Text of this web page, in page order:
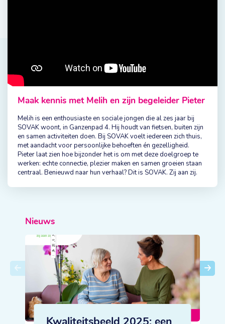
Maak kennis met Melih en zijn begeleider Pieter
Melih is een enthousiaste en sociale jongen die al zes jaar bij
SOVAK woont, in Ganzenpad 4. Hij houdt van fietsen, buiten zijn
en samen activiteiten doen. Bij SOVAK voelt iedereen zich thuis,
met aandacht voor persoonlijke behoeften én gezelligheid.
Pieter laat zien hoe bijzonder het is om met deze doelgroep te
werken: echte connectie, plezier maken en samen groeien staan
centraal. Benieuwd naar hun verhaal? Dit is SOVAK. Zij aan zij.
Nieuws